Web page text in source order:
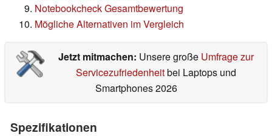
Notebookcheck Gesamtbewertung
Mögliche Alternativen im Vergleich
Jetzt mitmachen: Unsere große Umfrage zur
Servicezufriedenheitbei Laptops und
Smartphones 2026
Spezifikationen